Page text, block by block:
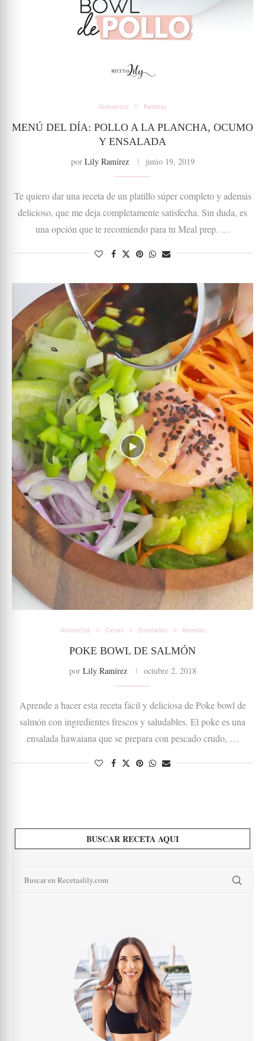
Almuerzos Recetas
MENÚ DEL DÍA: POLLO A LA PLANCHA, OCUMO
Y ENSALADA
por Lily Ramírez junio 19, 2019
Te quiero dar una receta de un platillo súper completo y además
delicioso, que me deja completamente satisfecha. Sin duda, es
una opción que te recomiendo para tu Meal prep. …
Almuerzos Cenas Ensaladas Recetas
POKE BOWL DE SALMÓN
por Lily Ramírez octubre 2, 2018
Aprende a hacer esta receta fácil y deliciosa de Poke bowl de
salmón con ingredientes frescos y saludables. El poke es una
ensalada hawaiana que se prepara con pescado crudo, …
BUSCAR RECETA AQUI